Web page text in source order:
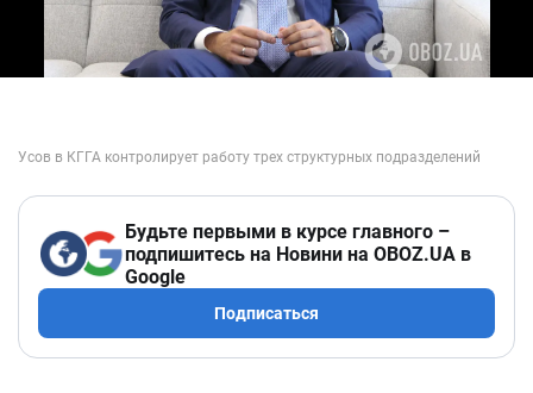
Будьте первыми в курсе главного –
подпишитесь на Новини на OBOZ.UA в
Google
Подписаться